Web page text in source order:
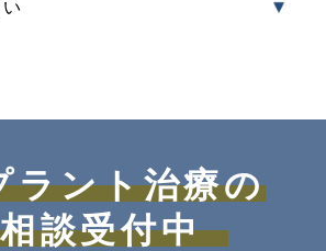
ラント治療の
談受付中